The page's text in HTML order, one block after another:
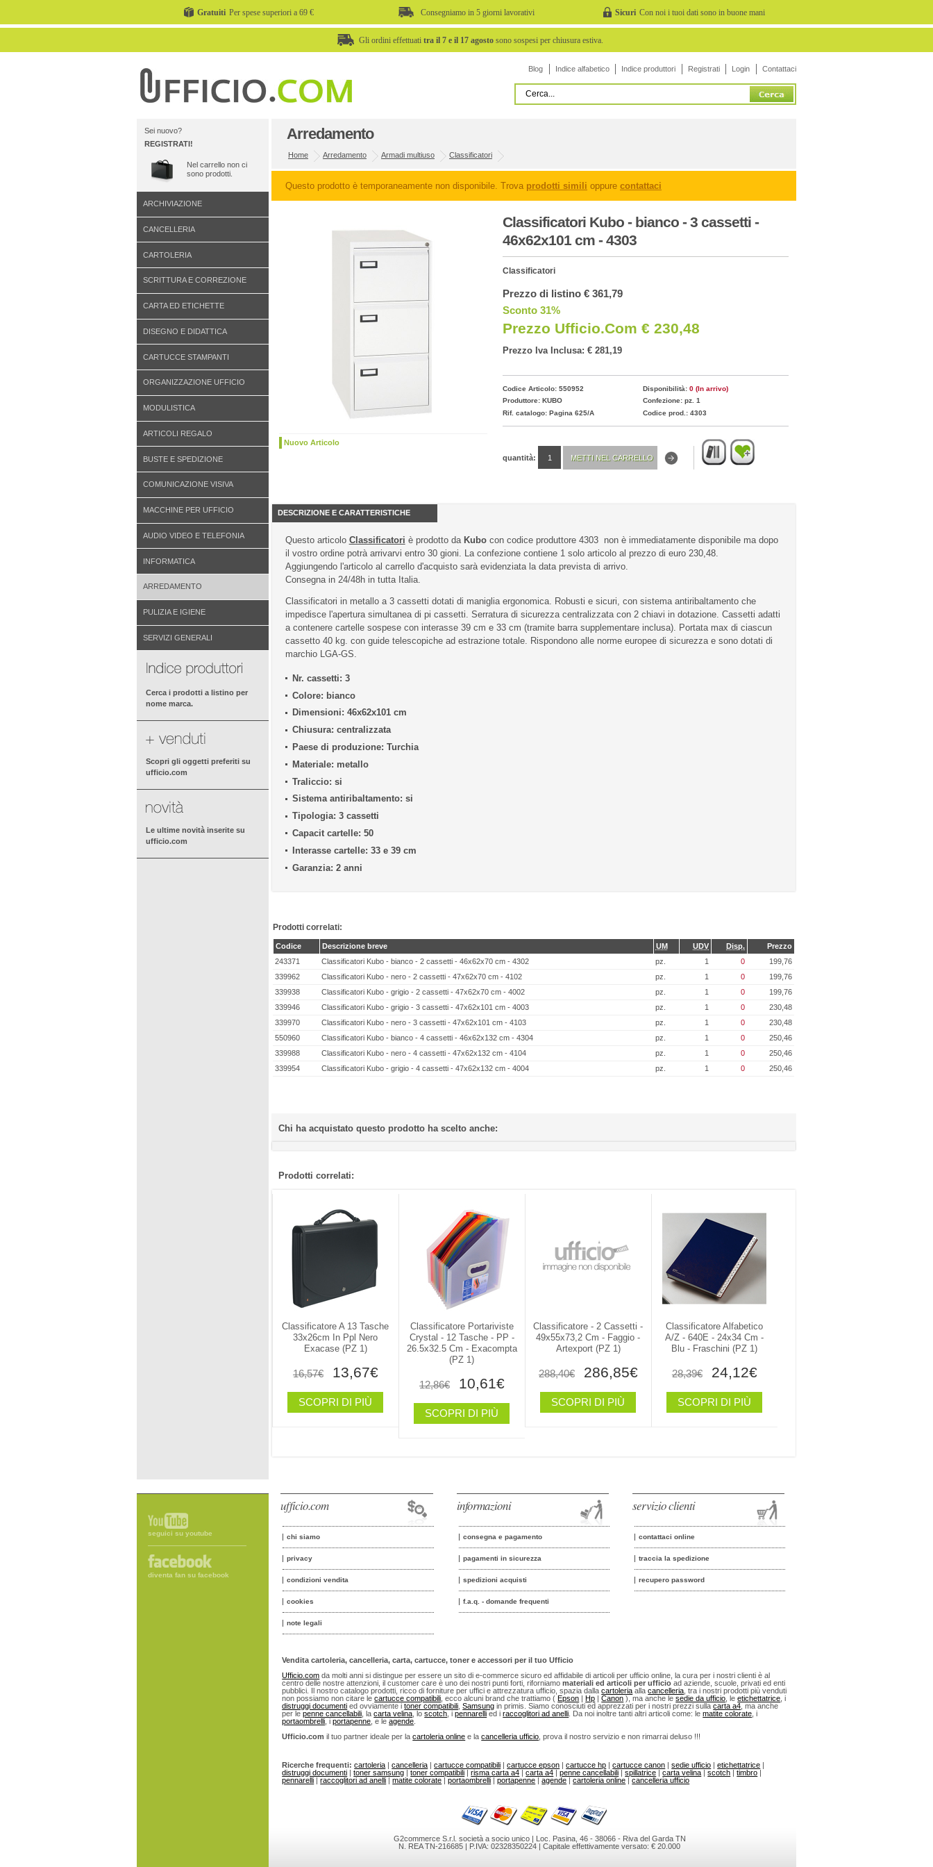
Gratuiti Per spese superiori a 69 € Consegniamo in 5 giorni lavorativi Sicuri Con noi i tuoi dati sono in buone mani
Gli ordini effettuati tra il 7 e il 17 agostosono sospesi per chiusura estiva.
Blog Indice alfabetico Indice produttori Registrati Login Contattaci
Sei nuovo?
REGISTRATI!
Nel carrello non ci
sono prodotti.
ARCHIVIAZIONE
CANCELLERIA
CARTOLERIA
SCRITTURA E CORREZIONE
CARTA ED ETICHETTE
DISEGNO E DIDATTICA
CARTUCCE STAMPANTI
ORGANIZZAZIONE UFFICIO
MODULISTICA
ARTICOLI REGALO
BUSTE E SPEDIZIONE
COMUNICAZIONE VISIVA
MACCHINE PER UFFICIO
AUDIO VIDEO E TELEFONIA
INFORMATICA
ARREDAMENTO
PULIZIA E IGIENE
SERVIZI GENERALI
Cerca i prodotti a listino per
nome marca.
Scopri gli oggetti preferiti su
ufficio.com
Le ultime novità inserite su
ufficio.com
Arredamento
Home Arredamento Armadi multiuso Classificatori
Questo prodotto è temporaneamente non disponibile. Trova prodotti simili oppure contattaci
Classificatori Kubo - bianco - 3 cassetti -
46x62x101 cm - 4303
Classificatori
Nuovo Articolo
Prezzo di listino € 361,79
Sconto 31%
Prezzo Ufficio.com € 230,48
Prezzo Iva Inclusa: € 281,19
Codice Articolo: 550952 Disponibilità: 0 (In arrivo)
Produttore: KUBO
Confezione: pz. 1
Rif. catalogo: Pagina 625/A
Codice prod.: 4303
quantità:
DESCRIZIONE E CARATTERISTICHE
Questo articolo Classificatori è prodotto da Kubocon codice produttore 4303 non è immediatamente disponibile ma dopo
il vostro ordine potrà arrivarvi entro 30 gioni. La confezione contiene 1 solo articolo al prezzo di euro 230,48.
Aggiungendo l'articolo al carrello d'acquisto sarà evidenziata la data prevista di arrivo.
Consegna in 24/48h in tutta Italia.
Classificatori in metallo a 3 cassetti dotati di maniglia ergonomica. Robusti e sicuri, con sistema antiribaltamento che
impedisce l'apertura simultanea di pi cassetti. Serratura di sicurezza centralizzata con 2 chiavi in dotazione. Cassetti adatti
a contenere cartelle sospese con interasse 39 cm e 33 cm (tramite barra supplementare inclusa). Portata max di ciascun
cassetto 40 kg. con guide telescopiche ad estrazione totale. Rispondono alle norme europee di sicurezza e sono dotati di
marchio LGA-GS.
Nr. cassetti: 3
Colore: bianco
Dimensioni: 46x62x101 cm
Chiusura: centralizzata
Paese di produzione: Turchia
Materiale: metallo
Traliccio: si
Sistema antiribaltamento: si
Tipologia: 3 cassetti
Capacit cartelle: 50
Interasse cartelle: 33 e 39 cm
Garanzia: 2 anni
Prodotti correlati:
Codice Descrizione breve UM UDV Disp.
Prezzo
243371
Classificatori Kubo - bianco - 2 cassetti - 46x62x70 cm - 4302 pz. 1 0
199,76
339962
Classificatori Kubo - nero - 2 cassetti - 47x62x70 cm - 4102 pz. 1 0
199,76
339938
Classificatori Kubo - grigio - 2 cassetti - 47x62x70 cm - 4002 pz. 1 0
199,76
339946
Classificatori Kubo - grigio - 3 cassetti - 47x62x101 cm - 4003 pz. 1 0
230,48
339970
Classificatori Kubo - nero - 3 cassetti - 47x62x101 cm - 4103 pz. 1 0
230,48
550960
Classificatori Kubo - bianco - 4 cassetti - 46x62x132 cm - 4304 pz. 1 0
250,46
339988
Classificatori Kubo - nero - 4 cassetti - 47x62x132 cm - 4104 pz. 1 0
250,46
339954
Classificatori Kubo - grigio - 4 cassetti - 47x62x132 cm - 4004 pz. 1 0 250,46
Chi ha acquistato questo prodotto ha scelto anche:
Prodotti correlati:
Classificatore A 13 Tasche
33x26cm In Ppl Nero
Exacase (PZ 1)
16,57€ 13,67€
SCOPRI DI PIÙ
Classificatore Portariviste
Crystal - 12 Tasche - PP -
26.5x32.5 Cm - Exacompta
(PZ 1)
12,86€ 10,61€
SCOPRI DI PIÙ
Classificatore - 2 Cassetti -
49x55x73,2 Cm - Faggio -
Artexport (PZ 1)
288,40€ 286,85€
SCOPRI DI PIÙ
Classificatore Alfabetico
A/Z - 640E - 24x34 Cm -
Blu - Fraschini (PZ 1)
28,39€ 24,12€
SCOPRI DI PIÙ
seguici su youtube
diventa fan su facebook
servizio clienti
contattaci online
traccia la spedizione
recupero password
informazioni
consegna e pagamento
pagamenti in sicurezza
spedizioni acquisti
f.a.q. - domande frequenti
ufficio.com
chi siamo
privacy
condizioni vendita
cookies
note legali
Vendita cartoleria, cancelleria, carta, cartucce, toner e accessori per il tuo Ufficio
Ufficio.com da molti anni si distingue per essere un sito di e-commerce sicuro ed affidabile di articoli per ufficio online, la cura per i nostri clienti è al
centro delle nostre attenzioni, il customer care è uno dei nostri punti forti, riforniamomateriali ed articoli per ufficio ad aziende, scuole, privati ed enti
pubblici. Il nostro catalogo prodotti, ricco di forniture per uffici e attrezzatura ufficio, spazia dallacartoleria allacancelleria , tra i nostri prodotti più venduti
non possiamo non citare lecartucce compatibili , ecco alcuni brand che trattiamo ( Epson Hp |Canon ), ma anche lesedie da ufficio , leetichettatrice , i
distruggi documenti ed ovviamente itoner compatibili ,Samsung in primis. Siamo conosciuti ed apprezzati per i nostri prezzi sullacarta a4 , ma anche
per lepenne cancellabili , lacarta velina , loscotch , ipennarelli ed iraccoglitori ad anelli . Da noi inoltre tanti altri articoli come: lematite colorate , i
portaombrelli , iportapenne , e leagende
Ufficio.com il tuo partner ideale per lacartoleria online e lacancelleria ufficio , prova il nostro servizio e non rimarrai deluso !!!
Ricerche frequenti: cartoleria |cancelleria |cartucce compatibili |cartucce epson |cartucce hp |cartucce canon |sedie ufficio |etichettatrice
distruggi documenti |toner samsung |toner compatibili |risma carta a4 |carta a4 |penne cancellabili |spillatrice |carta velina |scotch |timbro
pennarelli |raccoglitori ad anelli |matite colorate |portaombrelli |portapenne |agende |cartoleria online |cancelleria ufficio
G2commerce S.r.l. società a socio unico | Loc. Pasina, 46 - 38066 - Riva del Garda TN
N. REA TN-216685 | P.IVA: 02328350224 | Capitale effettivamente versato: € 20.000